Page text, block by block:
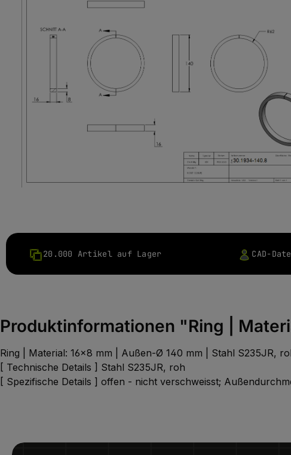
20.000 Artikel auf Lager CAD-
Produktinformationen "Ring |
Ring | Material: 16x8 mm | Außen-Ø 140 mm | Stahl S235JR,
[ Technische Details ] Stahl S235JR, roh
[ Spezifische Details ] offen - nicht verschweisst;